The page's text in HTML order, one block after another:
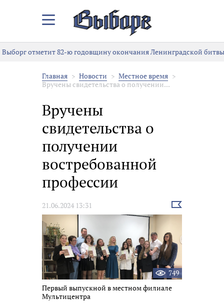
Закрыть/
меню
Выборг отметит 82-ю годовщину окончания Ленинградской битвы
Главная Новости
Местное время
Вручены свидетельства о получении...
Вручены
свидетельства о
получении
востребованной
профессии
21.06.2024 13:31
Выбрать
новость
749
Первый выпускной в местном филиале
Мультицентра